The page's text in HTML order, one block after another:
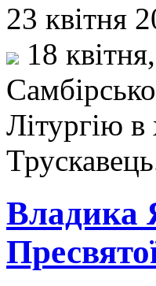
23 квітня
18
Літургію
Владика